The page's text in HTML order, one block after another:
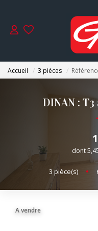
Accueil 3 pièces
DINAN :
dont
3 pièce(s) •
A vendre